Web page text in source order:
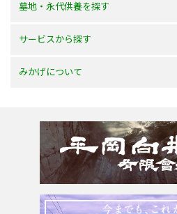
50万以内
100万以内
150万以内
墓地・永代供養を探す
大阪府
兵庫県
奈良県
和歌山県
サービスから探す
お墓を建てる
墓じまい・改葬
追加文字彫刻
みかげについて
会社案内
よくあるご質問
お問合せ